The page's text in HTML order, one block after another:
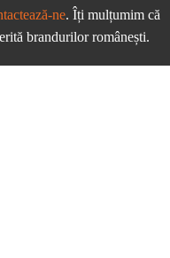
ne. Îți mulțumim că
brandurilor românești.